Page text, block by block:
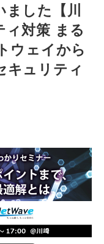
した【川
ィ対策 まる
ウェイから
キュリティ